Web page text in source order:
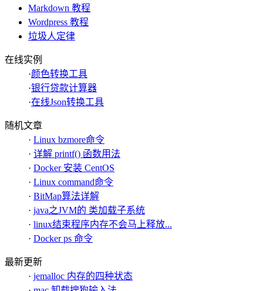
Markdown 教程
Wordpress 教程
垃圾人定律
在线实例
·颜色转换工具
·银行贷款计算器
·在线Json转换工具
随机文章
· Linux bzmore命令
· 详解 printf() 函数用法
· Docker 安装 CentOS
· Linux command命令
· BitMap算法详解
· java之JVM的 类加载子系统
· linux结束程序内存不会马上释放...
· Docker ps 命令
最新更新
· jemalloc 内存的四种状态